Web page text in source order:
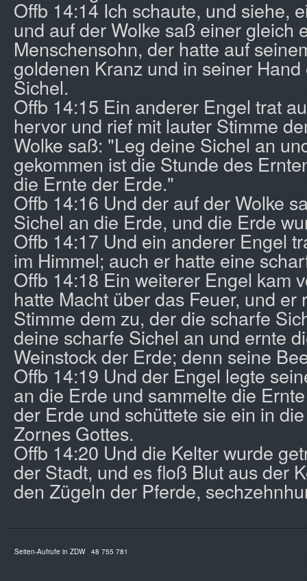
Offb 14:14 Ich schaute, und siehe,
und auf der Wolke saß einer gleich
Menschensohn, der hatte auf
goldenen Kranz und in seiner
Sichel.
Offb 14:15 Ein anderer Engel trat
hervor und rief mit lauter Stimme
Wolke saß: "Leg deine Sichel an
gekommen ist die Stunde des
die Ernte der Erde."
Offb 14:16 Und der auf der Wolke
Sichel an die Erde, und die Erde
Offb 14:17 Und ein anderer Engel
im Himmel; auch er hatte eine
Offb 14:18 Ein weiterer Engel kam
hatte Macht über das Feuer, und er
Stimme dem zu, der die scharfe
deine scharfe Sichel an und ernte
Weinstock der Erde; denn seine
Offb 14:19 Und der Engel legte
an die Erde und sammelte die
der Erde und schüttete sie ein in
Zornes Gottes.
Offb 14:20 Und die Kelter wurde
der Stadt, und es floß Blut aus der
den Zügeln der Pferde,
Seiten-Aufrufe in ZDW 48 755 781